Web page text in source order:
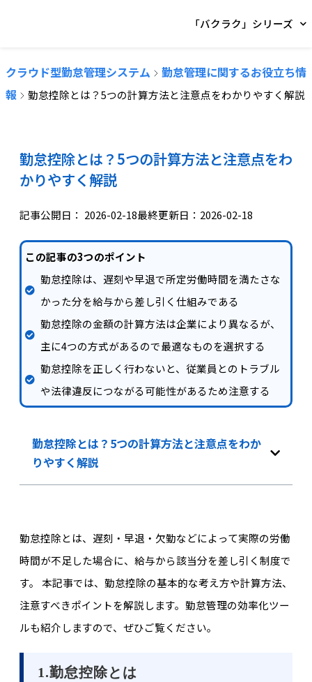
「バクラク」シリーズ
クラウド型勤怠管理システム
勤怠管理に関するお役立ち情
報
勤怠控除とは？5つの計算方法と注意点をわかりやすく解説
勤怠控除とは？5つの計算方法と注意点をわ
かりやすく解説
記事公開日： 2026-02-18最終更新日：2026-02-18
この記事の3つのポイント
勤怠控除は、遅刻や早退で所定労働時間を満たさな
かった分を給与から差し引く仕組みである
勤怠控除の金額の計算方法は企業により異なるが、
主に4つの方式があるので最適なものを選択する
勤怠控除を正しく行わないと、従業員とのトラブル
や法律違反につながる可能性があるため注意する
勤怠控除とは？5つの計算方法と注意点をわか
りやすく解説
勤怠控除とは、遅刻・早退・欠勤などによって実際の労働
時間が不足した場合に、給与から該当分を差し引く制度で
す。 本記事では、勤怠控除の基本的な考え方や計算方法、
注意すべきポイントを解説します。勤怠管理の効率化ツー
ルも紹介しますので、ぜひご覧ください。
1.勤怠控除とは